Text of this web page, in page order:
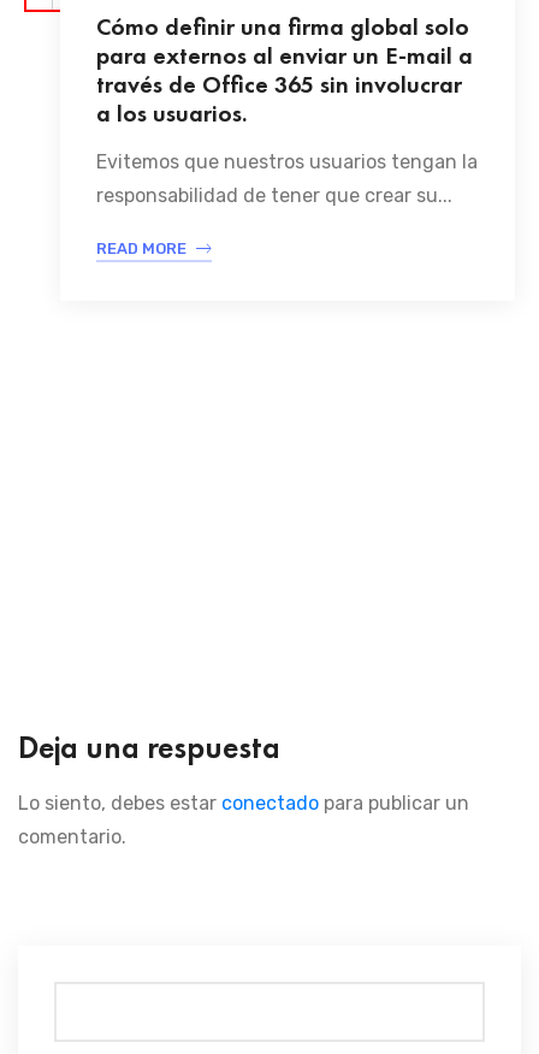
Cómo definir una firma global solo
para externos al enviar un E-mail a
través de Office 365 sin involucrar
a los usuarios.
Evitemos que nuestros usuarios tengan la
responsabilidad de tener que crear su...
READ MORE
Deja una respuesta
Lo siento, debes estar conectado para publicar un
comentario.